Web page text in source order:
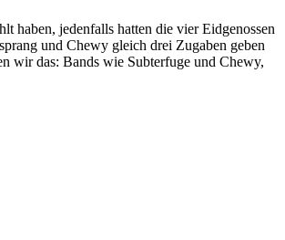
haben, jedenfalls hatten die vier Eidgenossen
und Chewy gleich drei Zugaben geben
wir das: Bands wie Subterfuge und Chewy,